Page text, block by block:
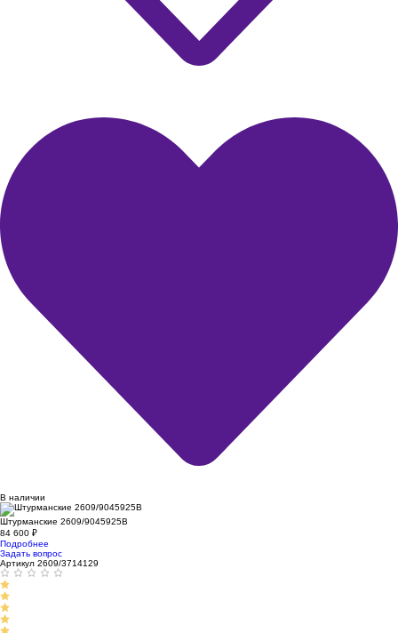
В наличии
Штурманские 2609/9045925B
84 600 ₽
Подробнее
Задать вопрос
Артикул 2609/3714129